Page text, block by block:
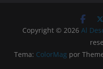
Copyright © 2026 Al
Tema: ColorMag por